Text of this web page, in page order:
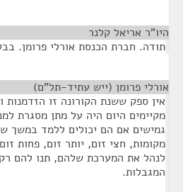
היו"ר אריאל קלנר
תודה. חברת הכנסת אורלי פרומן.
אורלי פרומן (ייש עתיד-תל"ם)
אין ספק ששנת הקורונה זו הזדמנות
מקיימים היום היה על מתן מסגרת
גמישים אם הם יכולים ללמד במשך
מקומות, חצי זום, יותר זום, פחות
לנהל את המערכת שלהם, תנו להם
המגבלות.